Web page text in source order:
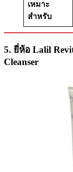
เหมาะ
สำหรับ
5. ยี่ห้อ Lalil
Cleanser